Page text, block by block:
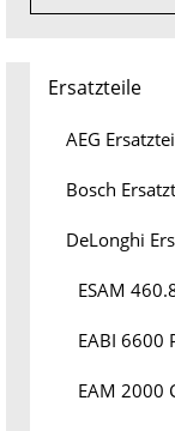
Ersatzteile
AEG
Bosch
DeLonghi
ESAM
EABI 6600
EAM 2000